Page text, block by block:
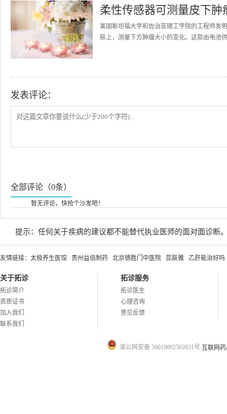
柔性传感器可测量皮下肿
美国斯坦福大学和佐治亚理工学院的工程师发
肤上，测量下方肿瘤大小的变化。这款由电池
发表评论：
全部评论（0条）
暂无评论，快抢个沙发吧！
提示：任何关于疾病的建议都不能替代执业医师的面对面诊断
友情链接： 太极养生医馆 贵州益佰制药 北京德胜门中医院 蕊肤雅 乙肝能治好吗
关于拓诊
拓诊简介
资质证书
加入我们
联系我们
拓诊服务
拓诊医生
心理咨询
意见反馈
渝公网安备 50019002502031号 互联网